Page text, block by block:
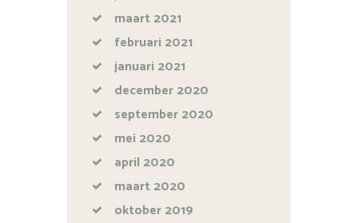
maart2021
februari 2021
januari 2021
december2020
september2020
mei 2020
april 2020
maart2020
oktober2019